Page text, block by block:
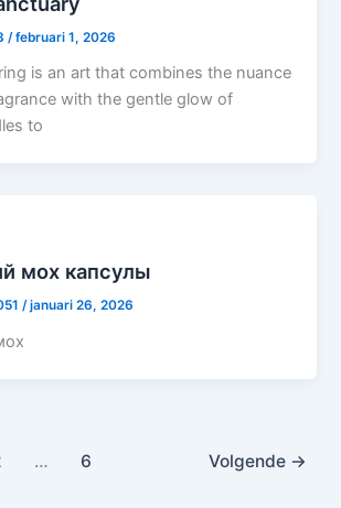
/februari 1, 2026
is an art that combines the nuance
with the gentle glow of
to
мох капсулы
/januari 26, 2026
… 6 Volgende →